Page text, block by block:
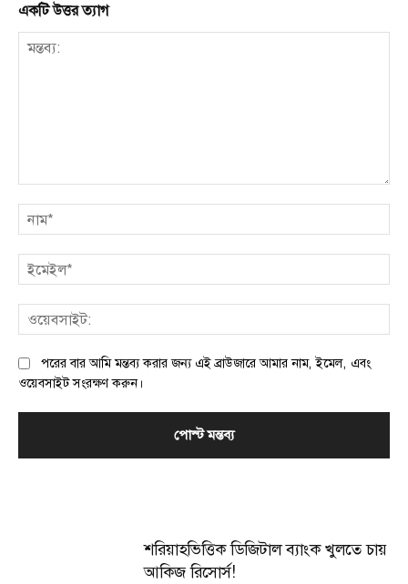
একটি উত্তর ত্যাগ
পরের বার আমি মন্তব্য করার জন্য এই ব্রাউজারে আমার নাম, ইমেল, এবং
ওয়েবসাইট সংরক্ষণ করুন।
শরিয়াহভিত্তিক ডিজিটাল ব্যাংক খুলতে চায়
আকিজ রিসোর্স!